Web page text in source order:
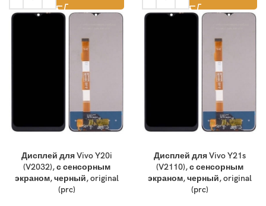
Дисплей для Vivo Y20i
(V2032), с сенсорным
экраном, черный, original
(prc)
Дисплей для Vivo Y21s
(V2110), с сенсорным
экраном, черный, original
(prc)